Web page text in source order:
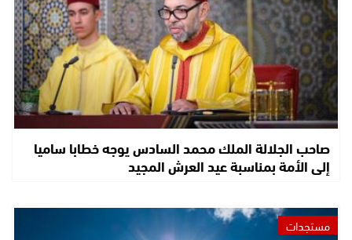
صاحب الجلالة الملك محمد السادس يوجه خطابا ساميا
إلى الأمة بمناسبة عيد العرش المجيد
مستجدات